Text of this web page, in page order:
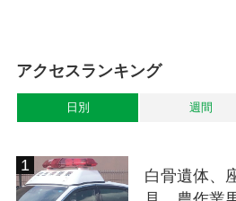
アクセスランキング
日別 週間
白骨遺体、